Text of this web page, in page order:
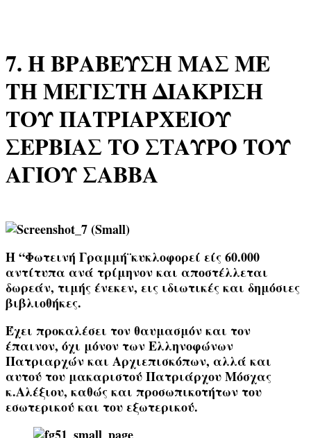
7. Η ΒΡΑΒΕΥΣΗ ΜΑΣ ΜΕ
ΤΗ ΜΕΓΙΣΤΗ ΔΙΑΚΡΙΣΗ
ΤΟΥ ΠΑΤΡΙΑΡΧΕΙΟΥ
ΣΕΡΒΙΑΣ ΤΟ ΣΤΑΥΡΟ ΤΟΥ
ΑΓΙΟΥ ΣΑΒΒΑ
Η “Φωτεινή Γραμμή¨κυκλοφορεί είς 60.000
αντίτυπα ανά τρίμηνον και αποστέλλεται
δωρεάν, τιμής ένεκεν, εις ιδιωτικές και δημόσιες
βιβλιοθήκες.
Έχει προκαλέσει τον θαυμασμόν και τον
έπαινον, όχι μόνον των Ελληνοφώνων
Πατριαρχών και Αρχιεπισκόπων, αλλά και
αυτού του μακαριστού Πατριάρχου Μόσχας
κ.Αλέξιου, καθώς και προσωπικοτήτων του
εσωτερικού και του εξωτερικού.